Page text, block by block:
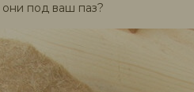
под ваш паз?